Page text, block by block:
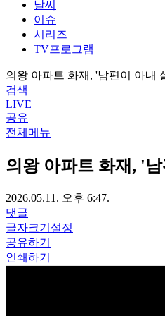
날씨
이슈
시리즈
TV프로그램
의왕 아파트 화재, '남편이 아내
검색
LIVE
공유
전체메뉴
의왕 아파트 화재, '
2026.05.11. 오후 6:47.
댓글
글자크기설정
공유하기
인쇄하기